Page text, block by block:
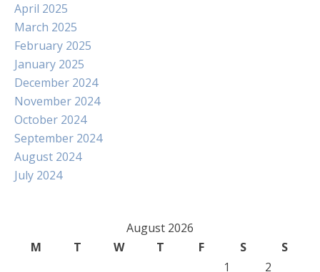
April 2025
March 2025
February 2025
January 2025
December 2024
November 2024
October 2024
September 2024
August 2024
July 2024
August 2026
M
T W T F S
S
1
2